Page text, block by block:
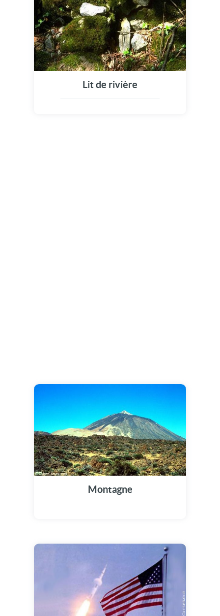
Lit de rivière
Montagne